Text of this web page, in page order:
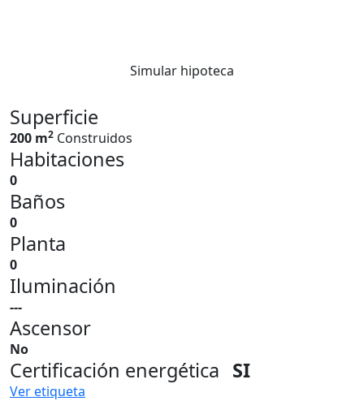
Simular hipoteca
Superficie
200 m2 Construidos
Habitaciones
0
Baños
0
Planta
0
Iluminación
---
Ascensor
No
Certificación energética SI
Ver etiqueta